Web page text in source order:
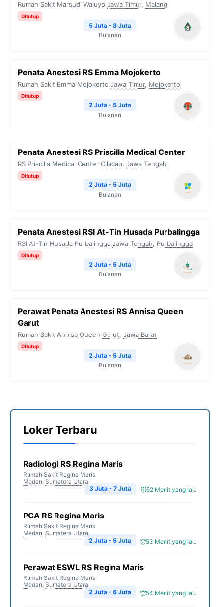
Rumah Sakit Marsudi Waluyo Jawa Timur, Malang
Ditutup
5 Juta - 8 Juta
Bulanan
Penata Anestesi RS Emma Mojokerto
Rumah Sakit Emma Mojokerto Jawa Timur, Mojokerto
Ditutup
2 Juta - 5 Juta
Bulanan
Penata Anestesi RS Priscilla Medical Center
RS Priscilla Medical Center Cilacap, Jawa Tengah
Ditutup
2 Juta - 5 Juta
Bulanan
Penata Anestesi RSI At-Tin Husada Purbalingga
RSI At-Tin Husada Purbalingga Jawa Tengah, Purbalingga
Ditutup
2 Juta - 5 Juta
Bulanan
Perawat Penata Anestesi RS Annisa Queen
Garut
Rumah Sakit Annisa Queen Garut, Jawa Barat
Ditutup
2 Juta - 5 Juta
Bulanan
Loker Terbaru
Radiologi RS Regina Maris
Rumah Sakit Regina Maris
Medan, Sumatera Utara
52 Menit yang lalu
3 Juta - 7 Juta
PCA RS Regina Maris
Rumah Sakit Regina Maris
Medan, Sumatera Utara
53 Menit yang lalu
2 Juta - 5 Juta
Perawat ESWL RS Regina Maris
Rumah Sakit Regina Maris
Medan, Sumatera Utara
54 Menit yang lalu
2 Juta - 6 Juta